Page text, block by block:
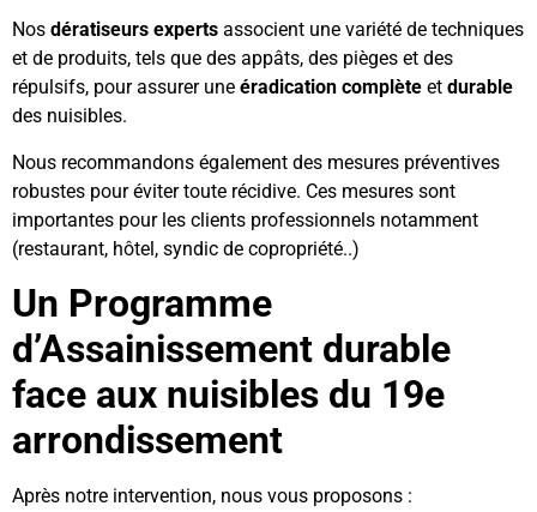
Nos dératiseurs experts associent une variété de techniques
et de produits, tels que des appâts, des pièges et des
répulsifs, pour assurer une éradication complète et durable
des nuisibles.
Nous recommandons également des mesures préventives
robustes pour éviter toute récidive. Ces mesures sont
importantes pour les clients professionnels notamment
(restaurant, hôtel, syndic de copropriété..)
Un Programme
d’Assainissement durable
face aux nuisibles du 19e
arrondissement
Après notre intervention, nous vous proposons :